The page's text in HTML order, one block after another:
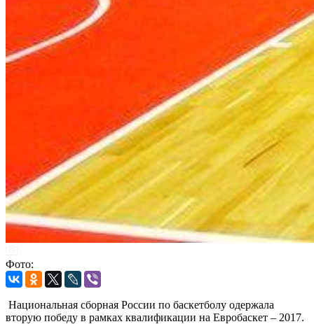
Фото:
Национальная сборная России по баскетболу одержала
вторую победу в рамках квалификации на Евробаскет – 2017.